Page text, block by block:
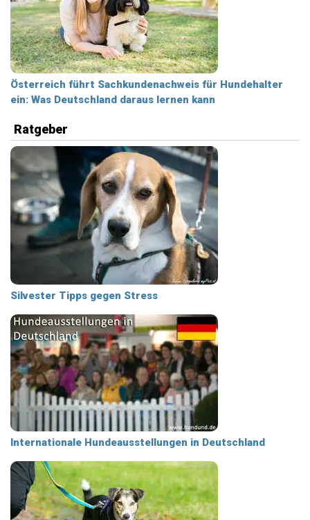
Österreich führt Sachkundenachweis für Hundehalter
ein: Was Deutschland daraus lernen kann
Ratgeber
Silvester Tipps gegen Stress
Internationale Hundeausstellungen in Deutschland